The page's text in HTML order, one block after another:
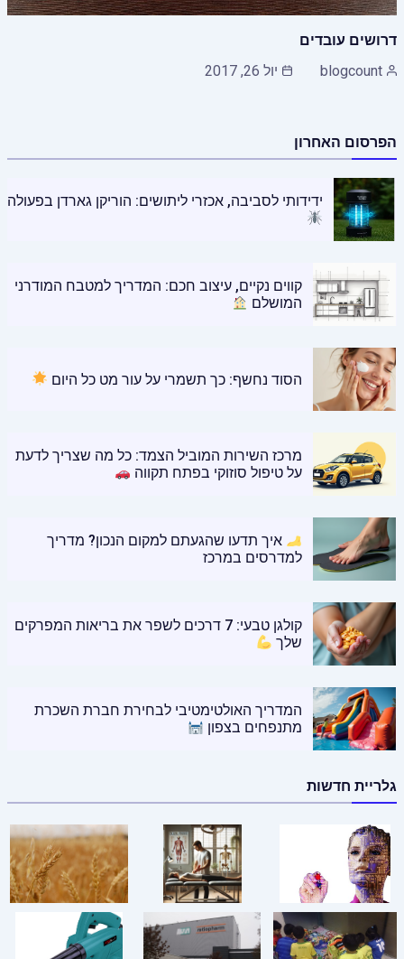
דרושים עובדים
blogcount
יול 26, 2017
הפרסום האחרון
ידידותי לסביבה, אכזרי ליתושים: הוריקן גארדן בפעולה
קווים נקיים, עיצוב חכם: המדריך למטבח המודרני
המושלם
הסוד נחשף: כך תשמרי על עור מט כל היום
מרכז השירות המוביל הצמד: כל מה שצריך לדעת
על טיפול סוזוקי בפתח תקווה
איך תדעו שהגעתם למקום הנכון? מדריך
למדרסים במרכז
קולגן טבעי: 7 דרכים לשפר את בריאות המפרקים
שלך
המדריך האולטימטיבי לבחירת חברת השכרת
מתנפחים בצפון
גלריית חדשות